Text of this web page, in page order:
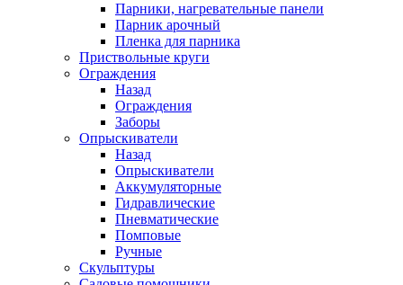
Парники, нагревательные панели
Парник арочный
Пленка для парника
Приствольные круги
Ограждения
Назад
Ограждения
Заборы
Опрыскиватели
Назад
Опрыскиватели
Аккумуляторные
Гидравлические
Пневматические
Помповые
Ручные
Скульптуры